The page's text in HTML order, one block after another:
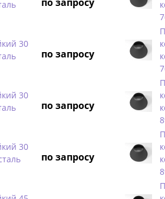
30
по запросу
30
по запросу
30
по запросу